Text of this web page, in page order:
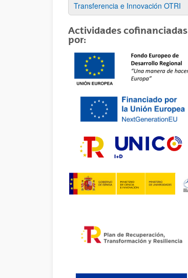
Transferencia e Innovación OTRI
Actividades cofinanciadas
por: